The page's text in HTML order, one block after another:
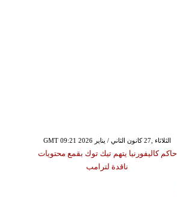
GMT 09:21 2026 الثلاثاء ,27 كانون الثاني / يناير
حاكم كاليفورنيا يتهم تيك توك بقمع محتويات
ناقدة لترامب